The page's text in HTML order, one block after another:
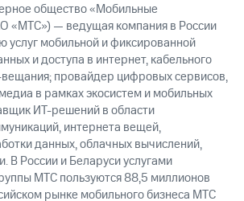
общество «Мобильные
«МТС») — ведущая компания в России
услуг мобильной и фиксированной
и доступа в интернет, кабельного
вещания; провайдер цифровых сервисов,
в рамках экосистем и мобильных
ИТ-решений в области
интернета вещей,
данных, облачных вычислений,
В России и Беларуси услугами
МТС пользуются 88,5 миллионов
рынке мобильного бизнеса МТС